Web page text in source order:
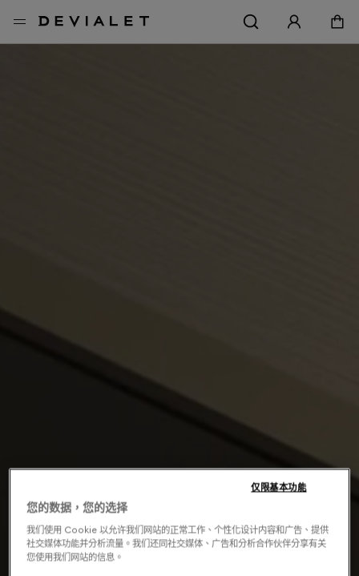
您的数据，您的选择
我们使用 Cookie 以允许我们网站的正常工作、个性化设计内容和广告、提供
社交媒体功能并分析流量。我们还同社交媒体、广告和分析合作伙伴分享有关
您使用我们网站的信息。
仅限基本功能